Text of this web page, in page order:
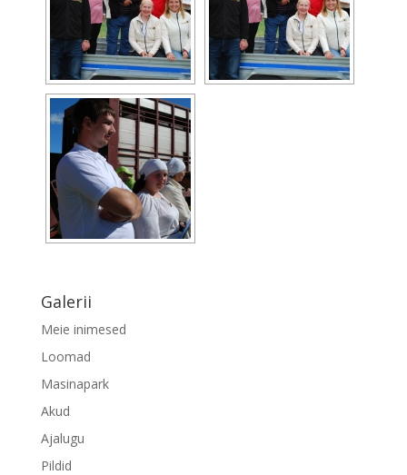
Galerii
Meie inimesed
Loomad
Masinapark
Akud
Ajalugu
Pildid